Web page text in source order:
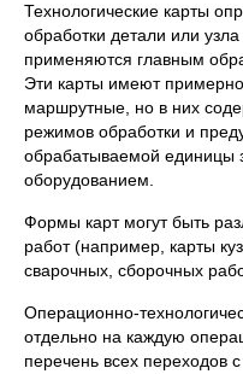
Технологические карты
обработки детали или
приме­няются главным
Эти карты имеют
маршрутные, но в них
режимов обработки и
обрабатываемой единицы
оборудованием.
Формы карт могут быть
работ (например, карты
сварочных, сбо­рочных
Операционно-
отдельно на каждую
перечень всех